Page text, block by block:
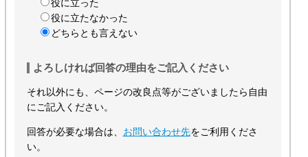
役に立った
役に立たなかった
どちらとも言えない
よろしければ回答の理由をご記入ください
それ以外にも、ページの改良点等がございましたら自由
にご記入ください。
回答が必要な場合は、 お問い合わせ先をご利用くださ
い。